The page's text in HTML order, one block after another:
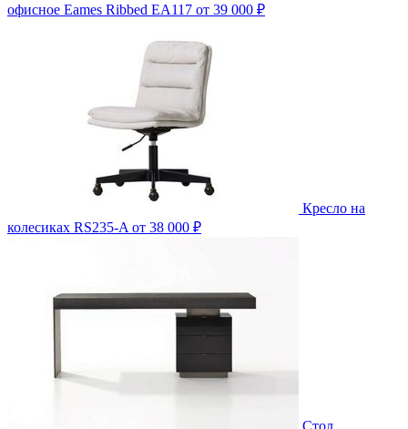
офисное Eames Ribbed EA117 от 39 000 ₽
Кресло на
колесиках RS235-A от 38 000 ₽
Стол